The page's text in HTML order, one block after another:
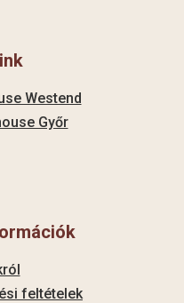
Westend
Győr
feltételek